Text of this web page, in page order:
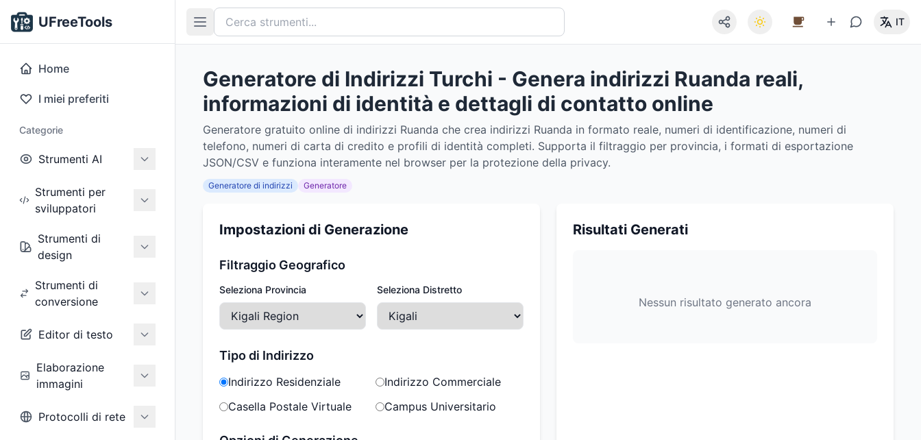
UFreeTools
Home
I miei preferiti
Categorie
Strumenti AI
Strumenti per
sviluppatori
Strumenti di
design
Strumenti di
conversione
Editor di testo
Elaborazione
immagini
Protocolli di rete
IT
Generatore di Indirizzi Turchi - Genera indirizzi Ruanda reali,
informazioni di identità e dettagli di contatto online
Generatore gratuito online di indirizzi Ruanda che crea indirizzi Ruanda in formato reale, numeri di identificazione, numeri di
telefono, numeri di carta di credito e profili di identità completi. Supporta il filtraggio per provincia, i formati di esportazione
JSON/CSV e funziona interamente nel browser per la protezione della privacy.
Generatore di indirizzi Generatore
Impostazioni di Generazione
Filtraggio Geografico
Seleziona Provincia Seleziona Distretto
Tipo di Indirizzo
Indirizzo Residenziale
Indirizzo Commerciale
Casella Postale Virtuale
Campus Universitario
Risultati Generati
Nessun risultato generato ancora